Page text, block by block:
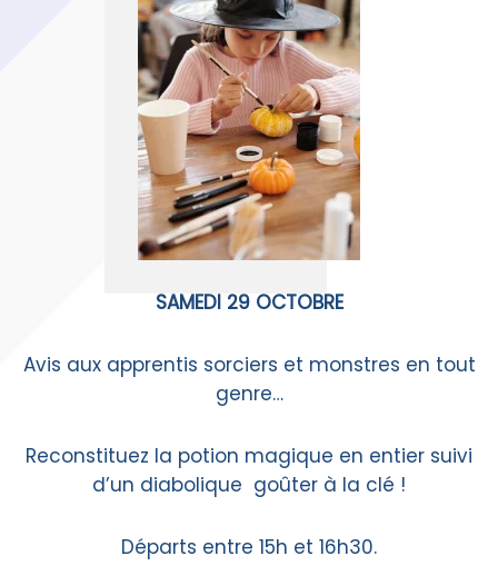
SAMEDI 29 OCTOBRE
Avis aux apprentis sorciers et monstres en tout
genre…
Reconstituez la potion magique en entier suivi
d’un diabolique goûter à la clé !
Départs entre 15h et 16h30.